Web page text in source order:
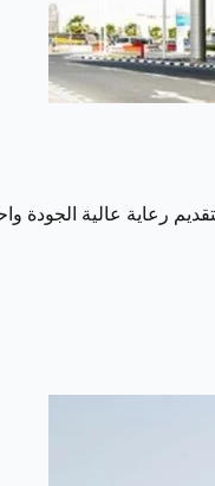
عالية الجودة